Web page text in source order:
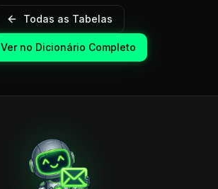
Todas as Tabelas
Ver no Dicionário Completo